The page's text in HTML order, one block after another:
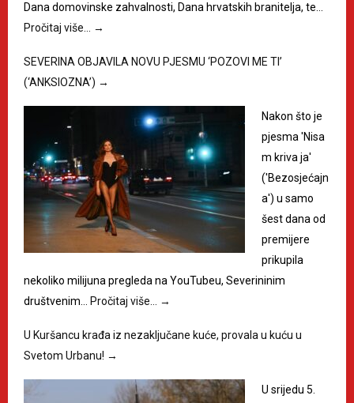
Dana domovinske zahvalnosti, Dana hrvatskih branitelja, te…
Pročitaj više… →
SEVERINA OBJAVILA NOVU PJESMU ‘POZOVI ME TI’
(‘ANKSIOZNA’) →
Nakon što je
pjesma 'Nisa
m kriva ja'
('Bezosjećajn
a') u samo
šest dana od
premijere
prikupila
nekoliko milijuna pregleda na YouTubeu, Severininim
društvenim… Pročitaj više… →
U Kuršancu krađa iz nezaključane kuće, provala u kuću u
Svetom Urbanu! →
U srijedu 5.